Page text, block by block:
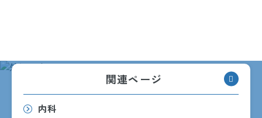
関連ページ
内科
INFORMATION